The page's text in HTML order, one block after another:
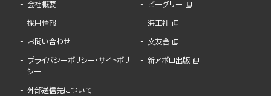
会社概要
採用情報
お問い合わせ
プライバシーポリシー・サイトポリ
シー
外部送信先について
ビーグリー
海王社
文友舎
新アポロ出版